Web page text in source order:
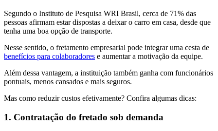
Segundo o Instituto de Pesquisa WRI Brasil, cerca de 71% das
pessoas afirmam estar dispostas a deixar o carro em casa, desde que
tenha uma boa opção de transporte.
Nesse sentido, o fretamento empresarial pode integrar uma cesta de
benefícios para colaboradores e aumentar a motivação da equipe.
Além dessa vantagem, a instituição também ganha com funcionários
pontuais, menos cansados e mais seguros.
Mas como reduzir custos efetivamente? Confira algumas dicas:
1. Contratação do fretado sob demanda